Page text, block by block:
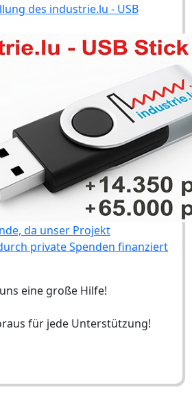
des industrie.lu - USB
da unser Projekt
private Spenden finanziert
eine große Hilfe!
für jede Unterstützung!